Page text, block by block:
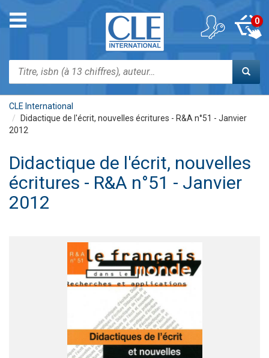
contenu
Toggle
navigation
Rechercher
0
CLE International
Didactique de l'écrit, nouvelles écritures - R&A n°51 - Janvier
2012
Didactique de l'écrit, nouvelles
écritures - R&A n°51 - Janvier
2012